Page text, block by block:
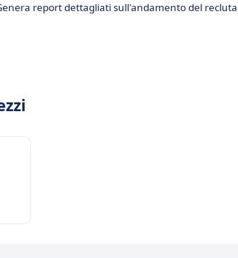
report dettagliati sull'andamento del